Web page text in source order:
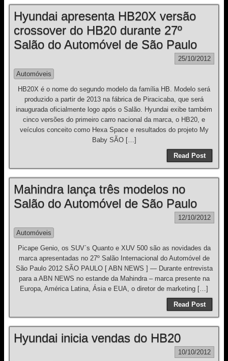
Hyundai apresenta HB20X versão
crossover do HB20 durante 27º
Salão do Automóvel de São Paulo
25/10/2012
Automóveis
HB20X é o nome do segundo modelo da família HB. Modelo será
produzido a partir de 2013 na fábrica de Piracicaba, que será
inaugurada oficialmente logo após o Salão. Hyundai exibe também
cinco versões do primeiro carro nacional da marca, o HB20, e
veículos conceito como Hexa Space e resultados do projeto My
Baby SÃO […]
Read Post
Mahindra lança três modelos no
Salão do Automóvel de São Paulo
12/10/2012
Automóveis
Picape Genio, os SUV`s Quanto e XUV 500 são as novidades da
marca apresentadas no 27º Salão Internacional do Automóvel de
São Paulo 2012 SÃO PAULO [ ABN NEWS ] — Durante entrevista
para a ABN NEWS no estande da Mahindra – marca presente na
Europa, América Latina, Ásia e EUA, o diretor de marketing […]
Read Post
Hyundai inicia vendas do HB20
10/10/2012